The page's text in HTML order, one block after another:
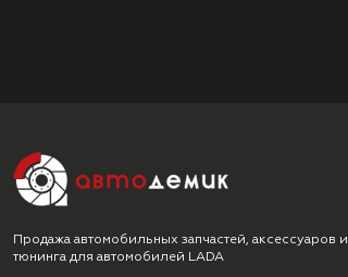
Продажа автомобильных запчастей, аксессуаров и
тюнинга для автомобилей LADA